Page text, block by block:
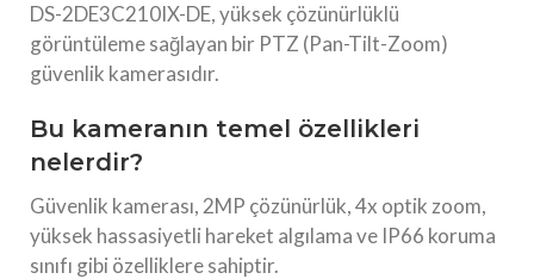
DS-2DE3C210IX-DE, yüksek çözünürlüklü
görüntüleme sağlayan bir PTZ (Pan-Tilt-Zoom)
güvenlik kamerasıdır.
Bu kameranın temel özellikleri
nelerdir?
Güvenlik kamerası, 2MP çözünürlük, 4x optik zoom,
yüksek hassasiyetli hareket algılama ve IP66 koruma
sınıfı gibi özelliklere sahiptir.